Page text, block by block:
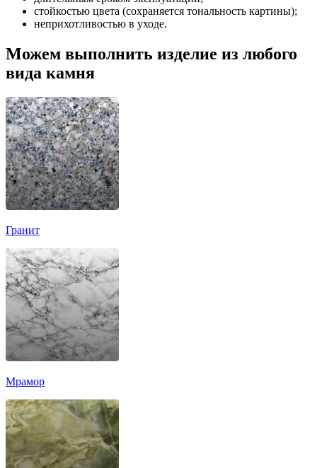
стойкостью цвета (сохраняется тональность картины);
неприхотливостью в уходе.
Можем выполнить изделие из любого
вида камня
Гранит
Мрамор